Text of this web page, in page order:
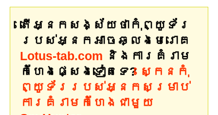
តើអ្នកសង្ស័យថាកុំព្យូទ័រ
របស់អ្នកអាចឆ្លងមេរោគ
Lotus-tab.com និងការគំរាម
កំហែងផ្សេងទៀតទេ? ស្កេនកុំ
ព្យូទ័ររបស់អ្នកសម្រាប់
ការគំរាមកំហែងជាមួយ